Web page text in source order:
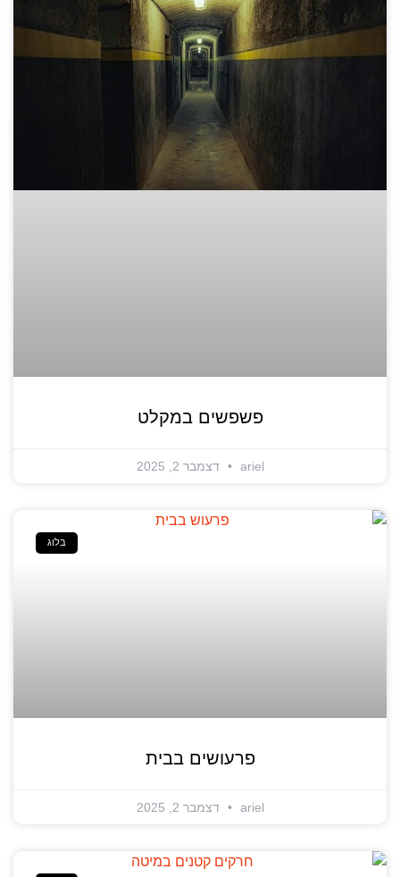
פשפשים במקלט
ariel דצמבר 2, 2025
בלוג
פרעושים בבית
ariel דצמבר 2, 2025